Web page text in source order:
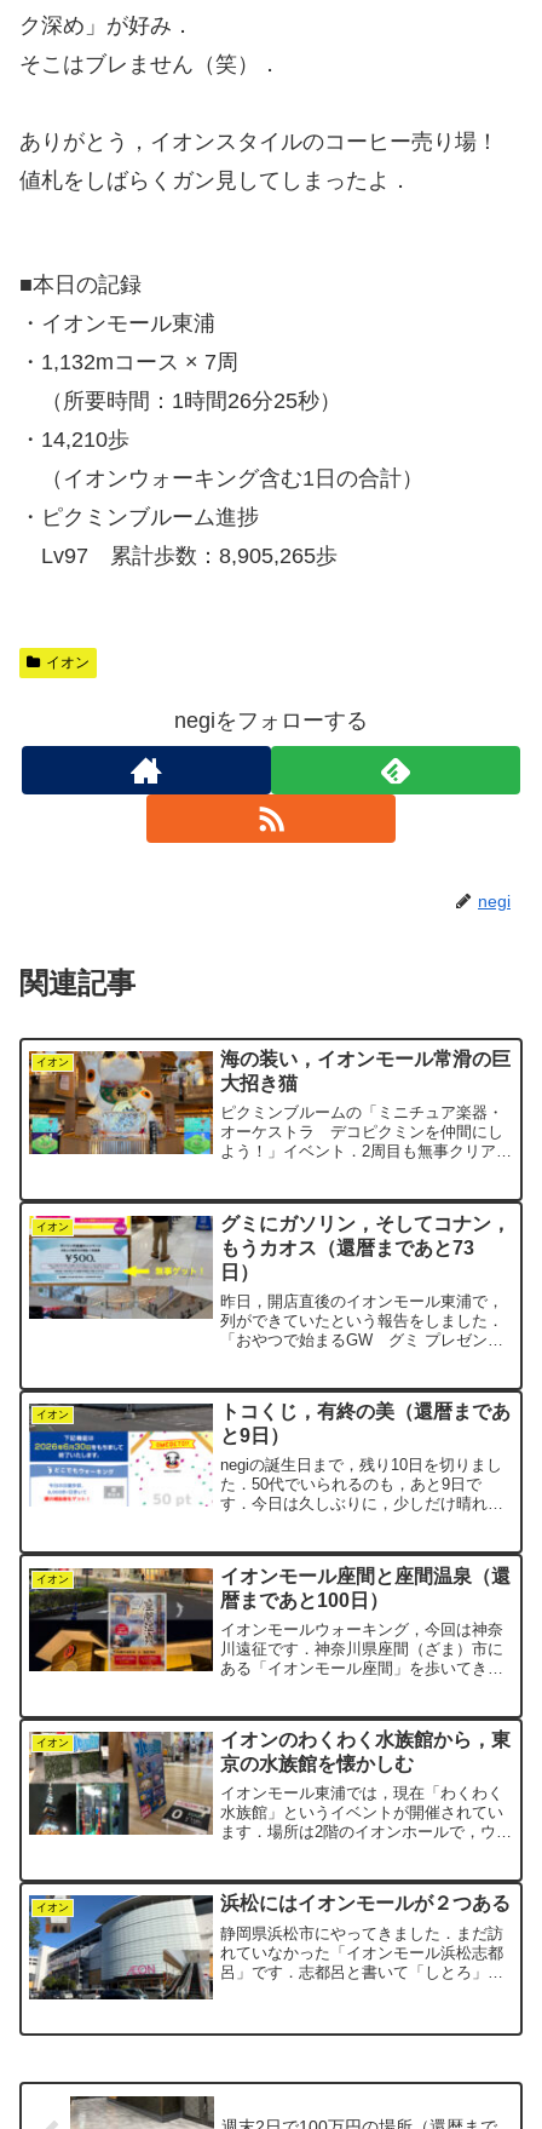
ク深め」が好み．
そこはブレません（笑）．
ありがとう，イオンスタイルのコーヒー売り場！
値札をしばらくガン見してしまったよ．
■本日の記録
・イオンモール東浦
・1,132mコース × 7周
（所要時間：1時間26分25秒）
・14,210歩
（イオンウォーキング含む1日の合計）
・ピクミンブルーム進捗
Lv97 累計歩数：8,905,265歩
イオン
negiをフォローする
negi
関連記事
イオン
海の装い，イオンモール常滑の巨
大招き猫
ピクミンブルームの「ミニチュア楽器・
オーケストラ デコピクミンを仲間にし
よう！」イベント．2周目も無事クリア
ンモール常滑まで，足を延ばしてきまし
た．毎日歩いているイオ...
イオン
グミにガソリン，そしてコナン，
もうカオス（還暦まであと73
日）
昨日，開店直後のイオンモール東浦で，
列ができていたという報告をしました．
「おやつで始まるGW グミ プレゼン
というところで終わりましたね．その列
の正体は，「ガソリン代...
イオン
トコくじ，有終の美（還暦まであ
と9日）
negiの誕生日まで，残り10日を切りまし
た．50代でいられるのも，あと9日で
す．今日は久しぶりに，少しだけ晴れ間
す．月曜朝のイオンモール東浦．ほとん
ど車の停まっていな...
イオン
イオンモール座間と座間温泉（還
暦まであと100日）
イオンモールウォーキング，今回は神奈
川遠征です．神奈川県座間（ざま）市に
ある「イオンモール座間」を歩いてきま
スが設計されていました．スタートとゴ
ールは近くに位置...
イオン
イオンのわくわく水族館から，東
京の水族館を懐かしむ
イオンモール東浦では，現在「わくわく
水族館」というイベントが開催されてい
ます．場所は2階のイオンホールで，ウォ
より，スタート地点の0番標識の真横に，
三角柱の看板がどーん...
イオン 浜松にはイオンモールが２つある
静岡県浜松市にやってきました．まだ訪
れていなかった「イオンモール浜松志都
呂」です．志都呂と書いて「しとろ」と
しかない超ショートコースでした．モー